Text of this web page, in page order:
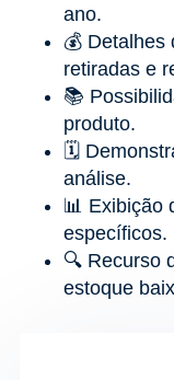
ano.
💰 Detalhes
retiradas e
📚
produto.
🗓️
análise.
📊 Exibição
específicos.
🔍 Recurso
estoque